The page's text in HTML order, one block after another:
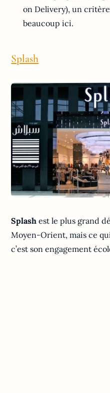
on Delivery), un
beaucoup ici.
Splash
Splash est le plus grand
Moyen-Orient, mais ce
c’est son engagement